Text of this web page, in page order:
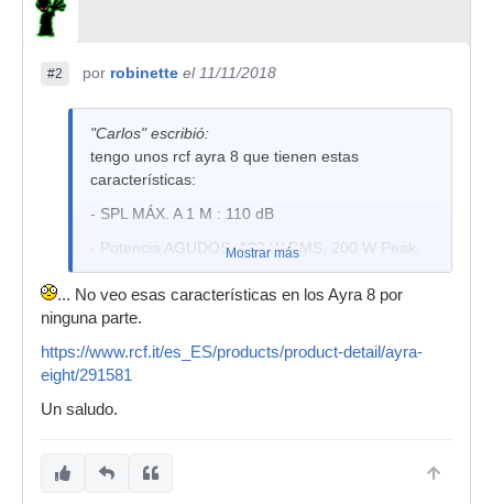
#2 por robinette el 11/11/2018
"Carlos" escribió:
tengo unos rcf ayra 8 que tienen estas
características:
- SPL MÁX. A 1 M : 110 dB
- Potencia AGUDOS: 100 W RMS, 200 W Peak,
400 W Peak
Mostrar más
... No veo esas características en los Ayra 8 por
ninguna parte.
https://www.rcf.it/es_ES/products/product-detail/ayra-
eight/291581
Un saludo.